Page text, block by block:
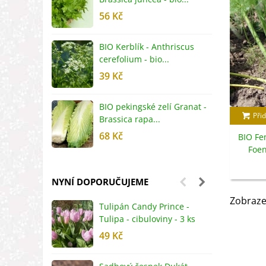
56 Kč
BIO Kerblík - Anthriscus
cerefolium - bio...
39 Kč
BIO pekingské zelí Granat -
Brassica rapa...
68 Kč
NYNÍ DOPORUČUJEME
Tulipán Candy Prince -
Tulipa - cibuloviny - 3 ks
49 Kč
BIO